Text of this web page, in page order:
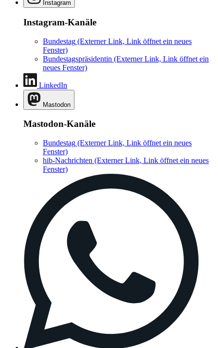
Instagram
Instagram-Kanäle
Bundestag (Externer Link, Link öffnet ein neues
Fenster)
Bundestagspräsidentin (Externer Link, Link öffnet ein
neues Fenster)
LinkedIn
Mastodon
Mastodon-Kanäle
Bundestag (Externer Link, Link öffnet ein neues
Fenster)
hib-Nachrichten (Externer Link, Link öffnet ein neues
Fenster)